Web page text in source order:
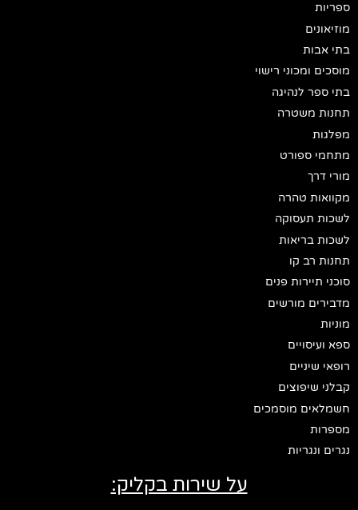
ספריות
מוזיאונים
בתי אבות
מוסכים ומכוני רישוי
בתי ספר לנהיגה
תחנות משטרה
מפלגות
מתחמי ספורט
מורי דרך
מקוואות טהרה
לשכות תעסוקה
לשכות בריאות
תחנות רב קו
סוכני תיירות פנים
מדבירים מורשים
מוניות
ספא ועיסויים
רופאי שיניים
קבלני שיפוצים
חשמלאים מוסמכים
מספרות
נגרים ונגריות
על שירות בקליק: